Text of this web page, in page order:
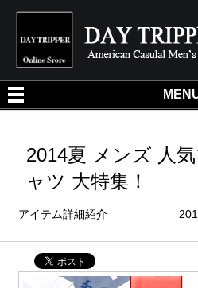
2014夏 メンズ 人
ャツ 大特集！
アイテム詳細紹介